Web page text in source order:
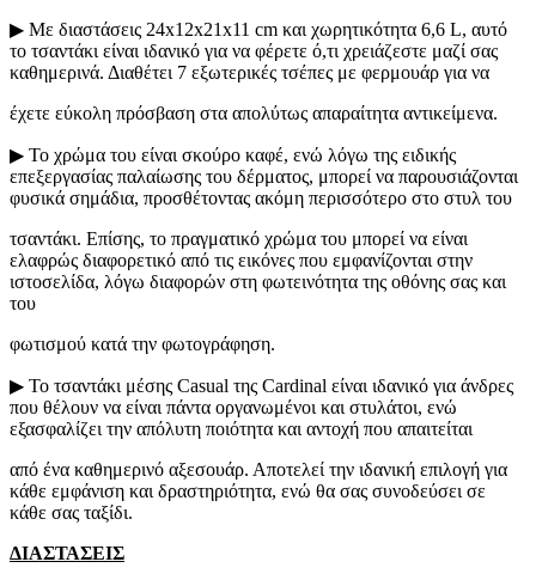
▶ Με διαστάσεις 24x12x21x11 cm και χωρητικότητα 6,6 L, αυτό
το τσαντάκι είναι ιδανικό για να φέρετε ό,τι χρειάζεστε μαζί σας
καθημερινά. Διαθέτει 7 εξωτερικές τσέπες με φερμουάρ για να
έχετε εύκολη πρόσβαση στα απολύτως απαραίτητα αντικείμενα.
▶ Το χρώμα του είναι σκούρο καφέ, ενώ λόγω της ειδικής
επεξεργασίας παλαίωσης του δέρματος, μπορεί να παρουσιάζονται
φυσικά σημάδια, προσθέτοντας ακόμη περισσότερο στο στυλ του
τσαντάκι. Επίσης, το πραγματικό χρώμα του μπορεί να είναι
ελαφρώς διαφορετικό από τις εικόνες που εμφανίζονται στην
ιστοσελίδα, λόγω διαφορών στη φωτεινότητα της οθόνης σας και
του
φωτισμού κατά την φωτογράφηση.
▶ Το τσαντάκι μέσης Casual της Cardinal είναι ιδανικό για άνδρες
που θέλουν να είναι πάντα οργανωμένοι και στυλάτοι, ενώ
εξασφαλίζει την απόλυτη ποιότητα και αντοχή που απαιτείται
από ένα καθημερινό αξεσουάρ. Αποτελεί την ιδανική επιλογή για
κάθε εμφάνιση και δραστηριότητα, ενώ θα σας συνοδεύσει σε
κάθε σας ταξίδι.
ΔΙΑΣΤΑΣΕΙΣ